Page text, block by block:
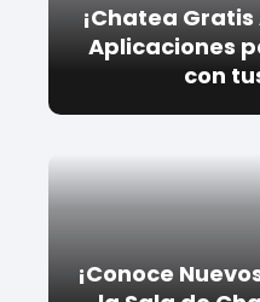
¡Chatea Gratis
Aplicaciones
con
¡Conoce